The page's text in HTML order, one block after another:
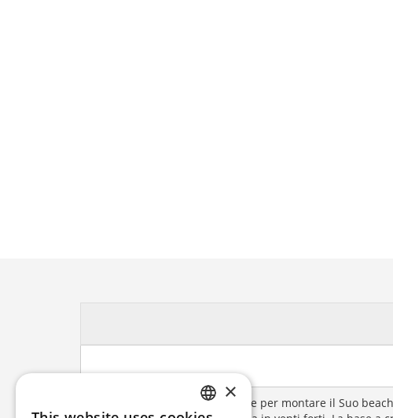
La base a croce standard è ideale per montare il Suo
×